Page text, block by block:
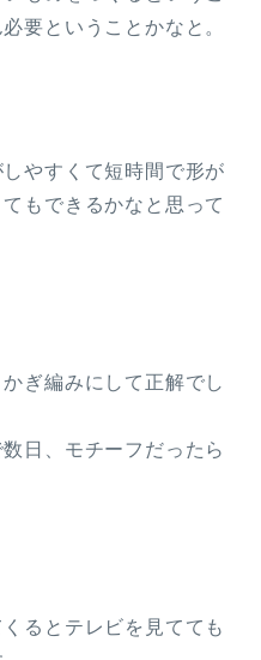
要ということかなと。
やすくて短時間で形が
もできるかなと思って
ぎ編みにして正解でし
日、モチーフだったら
るとテレビを見てても